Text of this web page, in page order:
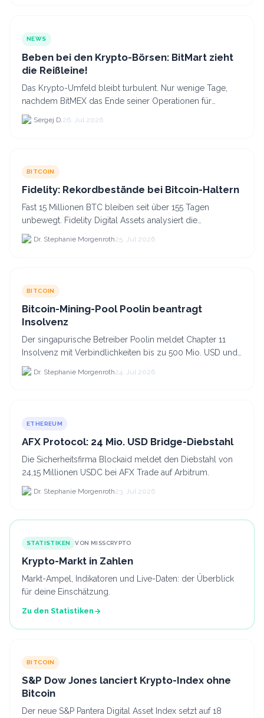
NEWS
Beben bei den Krypto-Börsen: BitMart zieht
die Reißleine!
Das Krypto-Umfeld bleibt turbulent. Nur wenige Tage,
nachdem BitMEX das Ende seiner Operationen für
September 2026 bekannt gegeben hat, zieht nun die
nächste gr...
Sergej D.26. Jul 2026
BITCOIN
Fidelity: Rekordbestände bei Bitcoin-Haltern
Fast 15 Millionen BTC bleiben seit über 155 Tagen
unbewegt. Fidelity Digital Assets analysiert die
Anlegerüberzeugung trotz Kursverlusten und einem
BTC-Preis.
Dr. Stephanie Morgenroth25. Jul 2026
BITCOIN
Bitcoin-Mining-Pool Poolin beantragt
Insolvenz
Der singapurische Betreiber Poolin meldet Chapter 11
Insolvenz mit Verbindlichkeiten bis zu 500 Mio. USD und
plant den Verkauf zweier Texas-Standorte für.
Dr. Stephanie Morgenroth24. Jul 2026
ETHEREUM
AFX Protocol: 24 Mio. USD Bridge-Diebstahl
Die Sicherheitsfirma Blockaid meldet den Diebstahl von
24,15 Millionen USDC bei AFX Trade auf Arbitrum.
Dr. Stephanie Morgenroth23. Jul 2026
STATISTIKEN VON MISSCRYPTO
Krypto-Markt in Zahlen
Markt-Ampel, Indikatoren und Live-Daten: der Überblick
für deine Einschätzung.
Zu den Statistiken
BITCOIN
S&P Dow Jones lanciert Krypto-Index ohne
Bitcoin
Der neue S&P Pantera Digital Asset Index setzt auf 18